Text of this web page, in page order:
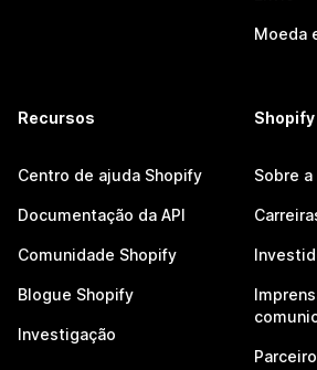
Moeda
Recursos
Centro de ajuda Shopify
Documentação da API
Comunidade Shopify
Blogue Shopify
Investigação
Shopify
Sobre